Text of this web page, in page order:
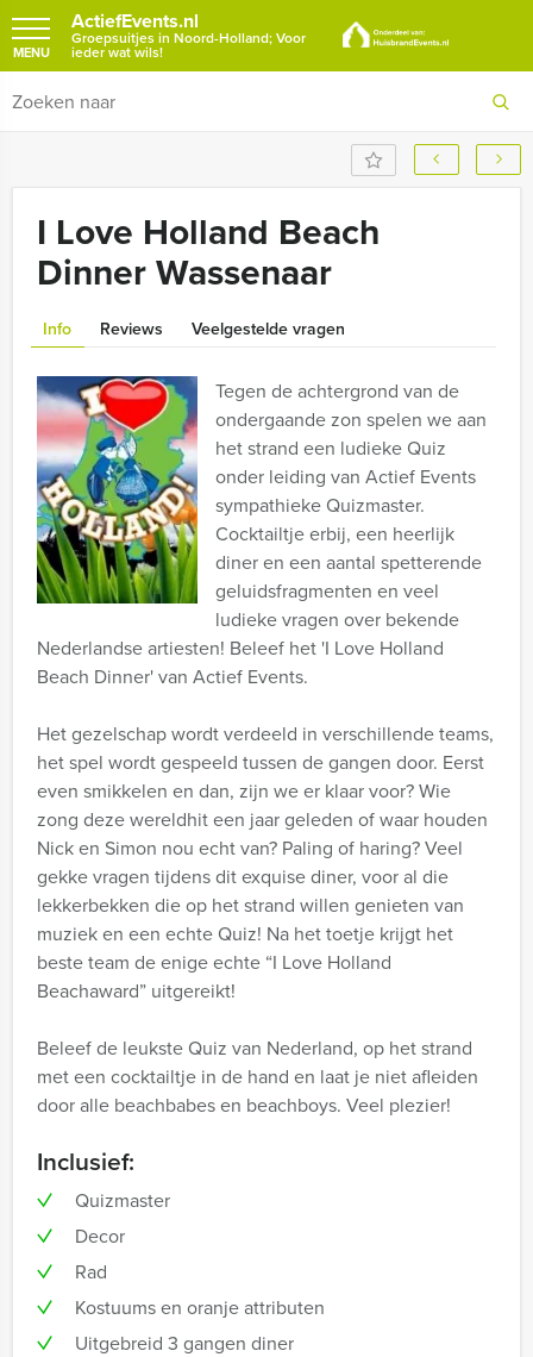
ActiefEvents.nl
Groepsuitjes in Noord-Holland; Voor
ieder wat wils!
MENU
I Love Holland Beach
Dinner Wassenaar
Info Reviews Veelgestelde vragen
Tegen de achtergrond van de
ondergaande zon spelen we aan
het strand een ludieke Quiz
onder leiding van Actief Events
sympathieke Quizmaster.
Cocktailtje erbij, een heerlijk
diner en een aantal spetterende
geluidsfragmenten en veel
ludieke vragen over bekende
Nederlandse artiesten! Beleef het 'I Love Holland
Beach Dinner' van Actief Events.
Het gezelschap wordt verdeeld in verschillende teams,
het spel wordt gespeeld tussen de gangen door. Eerst
even smikkelen en dan, zijn we er klaar voor? Wie
zong deze wereldhit een jaar geleden of waar houden
Nick en Simon nou echt van? Paling of haring? Veel
gekke vragen tijdens dit exquise diner, voor al die
lekkerbekken die op het strand willen genieten van
muziek en een echte Quiz! Na het toetje krijgt het
beste team de enige echte “I Love Holland
Beachaward” uitgereikt!
Beleef de leukste Quiz van Nederland, op het strand
met een cocktailtje in de hand en laat je niet afleiden
door alle beachbabes en beachboys. Veel plezier!
Inclusief:
Quizmaster
Decor
Rad
Kostuums en oranje attributen
Uitgebreid 3 gangen diner